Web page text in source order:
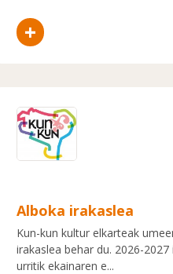
+
Alboka irakaslea
Kun-kun kultur elkarteak
irakaslea behar du. 2026-
urritik ekainaren e...